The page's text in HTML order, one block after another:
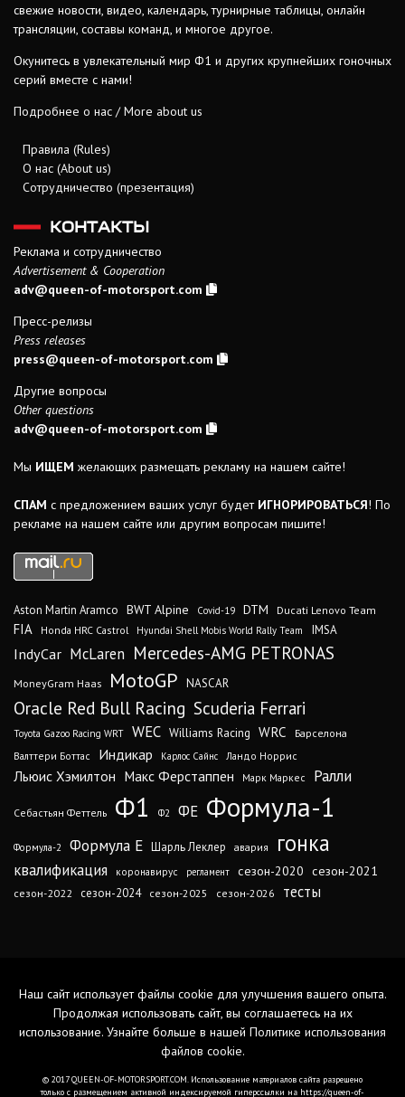
свежие новости, видео, календарь, турнирные таблицы, онлайн
трансляции, составы команд, и многое другое.
Окунитесь в увлекательный мир Ф1 и других крупнейших гоночных
серий вместе с нами!
Подробнее о нас / More about us
Правила (Rules)
О нас (About us)
Сотрудничество (презентация)
КОНТАКТЫ
Реклама и сотрудничество
Advertisement & Cooperation
adv@queen-of-motorsport.com
Пресс-релизы
Press releases
press@queen-of-motorsport.com
Другие вопросы
Other questions
adv@queen-of-motorsport.com
Мы ИЩЕМ желающих размещать рекламу на нашем сайте!
СПАМ с предложением ваших услуг будет ИГНОРИРОВАТЬСЯ! По
рекламе на нашем сайте или другим вопросам пишите!
Aston Martin Aramco BWT Alpine Covid-19 DTM Ducati Lenovo Team
FIA Honda HRC Castrol Hyundai Shell Mobis World Rally Team IMSA
IndyCar McLaren Mercedes-AMG PETRONAS
MoneyGram Haas MotoGP NASCAR
Oracle Red Bull Racing Scuderia Ferrari
Toyota Gazoo Racing WRT WEC Williams Racing WRC
Барселона
Валттери Боттас
Индикар Карлос Сайнс Ландо Норрис
Льюис Хэмилтон Макс Ферстаппен Марк Маркес Ралли
Себастьян Феттель Ф1 Ф2 ФЕ Формула-1
Формула-2 Формула Е Шарль Леклер авария гонка
квалификация коронавирус регламент сезон-2020 сезон-2021
сезон-2022 сезон-2024 сезон-2025 сезон-2026 тесты
Наш сайт использует файлы cookie для улучшения вашего опыта.
Продолжая использовать сайт, вы соглашаетесь на их
использование. Узнайте больше в нашей Политике использования
файлов cookie.
© 2017 QUEEN-OF-MOTORSPORT.COM. Использование материалов сайта разрешено
только с размещением активной индексируемой гиперссылки на https://queen-of-